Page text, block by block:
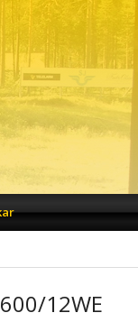
12WE